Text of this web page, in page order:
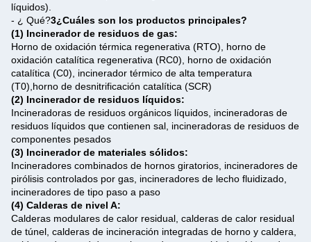
líquidos).
- ¿ Qué?3¿Cuáles son los productos principales?
(1) Incinerador de residuos de gas:
Horno de oxidación térmica regenerativa (RTO), horno de
oxidación catalítica regenerativa (RC0), horno de oxidación
catalítica (C0), incinerador térmico de alta temperatura
(T0),horno de desnitrificación catalítica (SCR)
(2) Incinerador de residuos líquidos:
Incineradoras de residuos orgánicos líquidos, incineradoras de
residuos líquidos que contienen sal, incineradoras de residuos de
componentes pesados
(3) Incinerador de materiales sólidos:
Incineradores combinados de hornos giratorios, incineradores de
pirólisis controlados por gas, incineradores de lecho fluidizado,
incineradores de tipo paso a paso
(4) Calderas de nivel A:
Calderas modulares de calor residual, calderas de calor residual
de túnel, calderas de incineración integradas de horno y caldera,